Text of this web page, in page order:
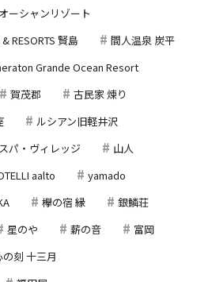
ーシャンリゾート
RESORTS 賢島
間人温泉 炭平
Grande Ocean Resort
賀茂郡
古民家 煉り
ルシアン旧軽井沢
パ・ヴィレッジ
山人
aalto
yamado
欅の宿 縁
銀鱗荘
星のや 薪の音
富岡
刻 十三月